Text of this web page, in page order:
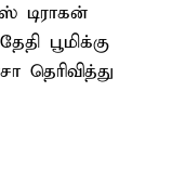
டிராகன்
பூமிக்கு
தெரிவித்து